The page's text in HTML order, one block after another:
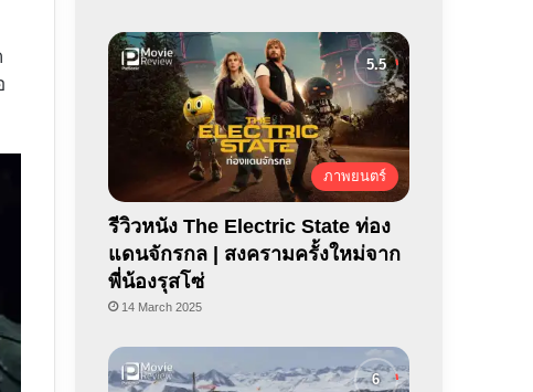
ภาพยนตร์
รีวิวหนัง The Electric State ท่อง
แดนจักรกล | สงครามครั้งใหม่จาก
พี่น้องรุสโซ่
14 March 2025